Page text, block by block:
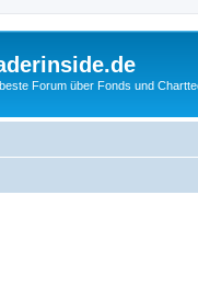
Forum über Fonds und